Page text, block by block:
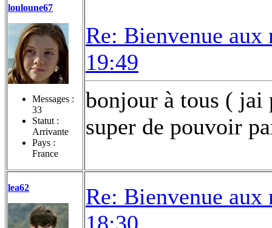
louloune67
Messages :
33
Statut :
Arrivante
Pays :
France
Re: Bienvenue
19:49
bonjour à tous ( jai
super de pouvoir
lea62
Re: Bienvenue